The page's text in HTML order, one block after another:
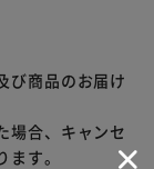
び商品のお届け
場合、キャンセ
す。